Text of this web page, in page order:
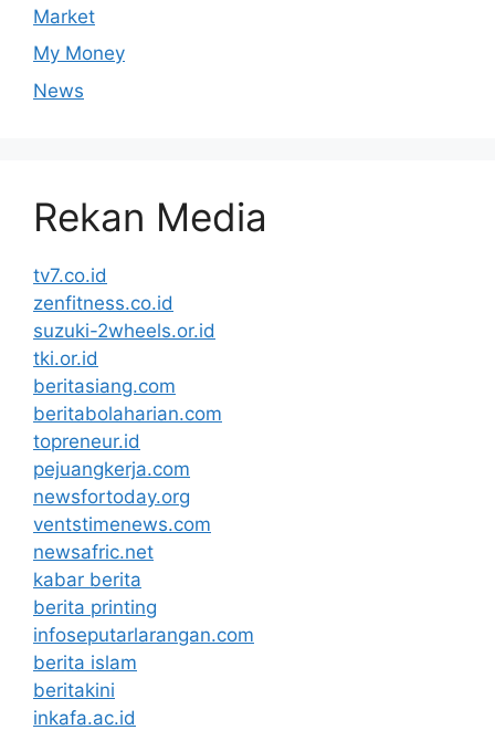
Market
My Money
News
Rekan Media
tv7.co.id
zenfitness.co.id
suzuki-2wheels.or.id
tki.or.id
beritasiang.com
beritabolaharian.com
topreneur.id
pejuangkerja.com
newsfortoday.org
ventstimenews.com
newsafric.net
kabar berita
berita printing
infoseputarlarangan.com
berita islam
beritakini
inkafa.ac.id